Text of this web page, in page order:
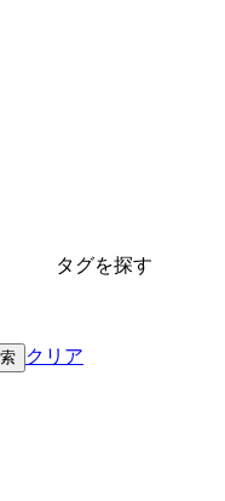
タグを探す
クリア